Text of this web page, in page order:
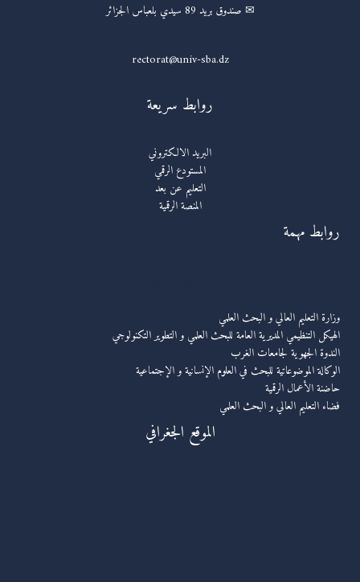
✉ صندوق بريد 89 سيدي بلعباس الجزائر
rectorat@univ-sba.dz
روابط سريعة
البريد الالكتروني
المستودع الرقمي
التعليم عن بعد
المنصة الرقمية
روابط مهمة
وزارة التعليم العالي و البحث العلمي
الهيكل التنظيمي المديرية العامة للبحث العلمي و التطوير التكنولوجي
الندوة الجهوية لجامعات الغرب
الوكالة الموضوعاتية للبحث في العلوم الإنسانية و الإجتماعية
حاضنة الأعمال الرقمية
فضاء التعليم العالي و البحث العلمي
الموقع الجغرافي